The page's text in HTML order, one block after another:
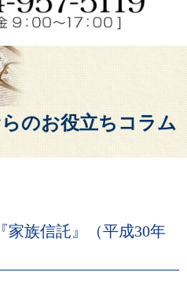
のお役立ちコラム
族信託』（平成30年